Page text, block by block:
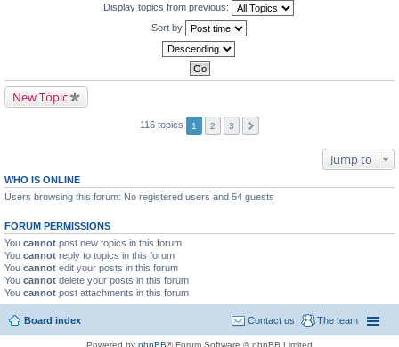
Display topics from previous:
Sort by
New Topic
116 topics 1 2 3
Jump to
WHO IS ONLINE
Users browsing this forum: No registered users and 54 guests
FORUM PERMISSIONS
You cannot post new topics in this forum
You cannot reply to topics in this forum
You cannot edit your posts in this forum
You cannot delete your posts in this forum
You cannot post attachments in this forum
Board index The team
Contact us
Powered by phpBB® Forum Software © phpBB Limited